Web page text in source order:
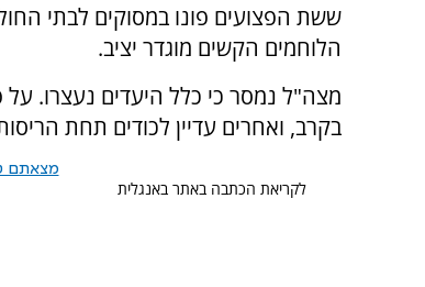
ששת הפצועים פונו במסוקים לבתי
הלוחמים הקשים מוגדר יציב.
מצה"ל נמסר כי כלל היעדים נעצרו. על
בקרב, ואחרים עדיין לכודים תחת
מצאתם
לקריאת הכתבה באתר באנגלית